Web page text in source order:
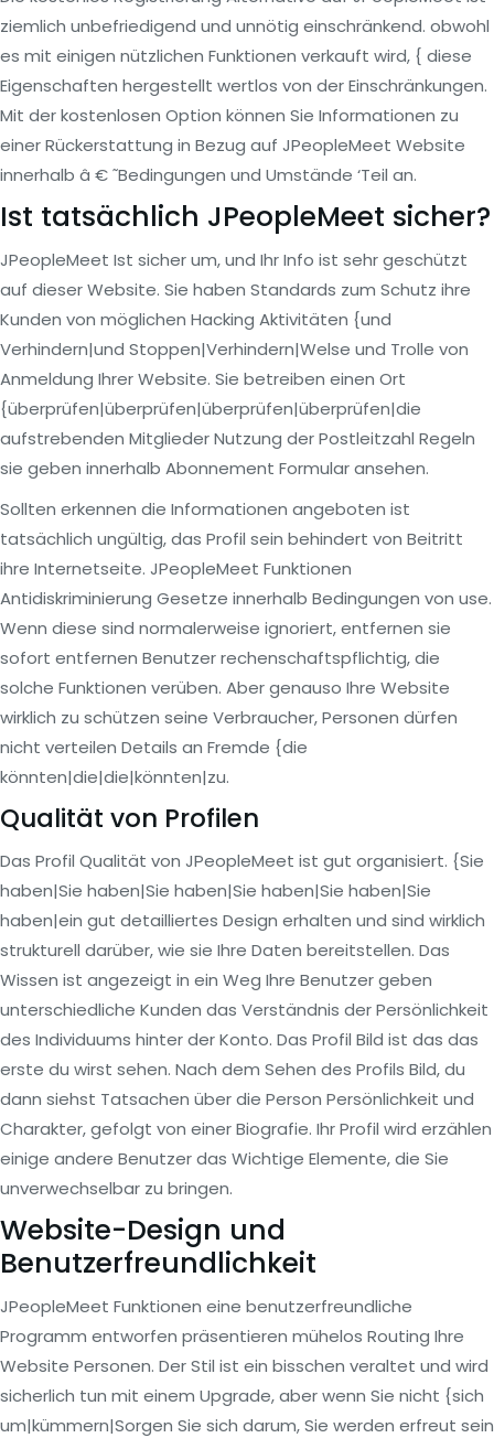
ziemlich unbefriedigend und unnötig einschränkend. obwohl
es mit einigen nützlichen Funktionen verkauft wird, { diese
Eigenschaften hergestellt wertlos von der Einschränkungen.
Mit der kostenlosen Option können Sie Informationen zu
einer Rückerstattung in Bezug auf JPeopleMeet Website
innerhalb â € ˜Bedingungen und Umstände ‘Teil an.
Ist tatsächlich JPeopleMeet sicher?
JPeopleMeet Ist sicher um, und Ihr Info ist sehr geschützt
auf dieser Website. Sie haben Standards zum Schutz ihre
Kunden von möglichen Hacking Aktivitäten {und
Verhindern|und Stoppen|Verhindern|Welse und Trolle von
Anmeldung Ihrer Website. Sie betreiben einen Ort
{überprüfen|überprüfen|überprüfen|überprüfen|die
aufstrebenden Mitglieder Nutzung der Postleitzahl Regeln
sie geben innerhalb Abonnement Formular ansehen.
Sollten erkennen die Informationen angeboten ist
tatsächlich ungültig, das Profil sein behindert von Beitritt
ihre Internetseite. JPeopleMeet Funktionen
Antidiskriminierung Gesetze innerhalb Bedingungen von use.
Wenn diese sind normalerweise ignoriert, entfernen sie
sofort entfernen Benutzer rechenschaftspflichtig, die
solche Funktionen verüben. Aber genauso Ihre Website
wirklich zu schützen seine Verbraucher, Personen dürfen
nicht verteilen Details an Fremde {die
könnten|die|die|könnten|zu.
Qualität von Profilen
Das Profil Qualität von JPeopleMeet ist gut organisiert. {Sie
haben|Sie haben|Sie haben|Sie haben|Sie haben|Sie
haben|ein gut detailliertes Design erhalten und sind wirklich
strukturell darüber, wie sie Ihre Daten bereitstellen. Das
Wissen ist angezeigt in ein Weg Ihre Benutzer geben
unterschiedliche Kunden das Verständnis der Persönlichkeit
des Individuums hinter der Konto. Das Profil Bild ist das das
erste du wirst sehen. Nach dem Sehen des Profils Bild, du
dann siehst Tatsachen über die Person Persönlichkeit und
Charakter, gefolgt von einer Biografie. Ihr Profil wird erzählen
einige andere Benutzer das Wichtige Elemente, die Sie
unverwechselbar zu bringen.
Website-Design und
Benutzerfreundlichkeit
JPeopleMeet Funktionen eine benutzerfreundliche
Programm entworfen präsentieren mühelos Routing Ihre
Website Personen. Der Stil ist ein bisschen veraltet und wird
sicherlich tun mit einem Upgrade, aber wenn Sie nicht {sich
um|kümmern|Sorgen Sie sich darum, Sie werden erfreut sein